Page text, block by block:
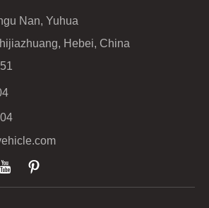
Nan, Yuhua
Hebei, China